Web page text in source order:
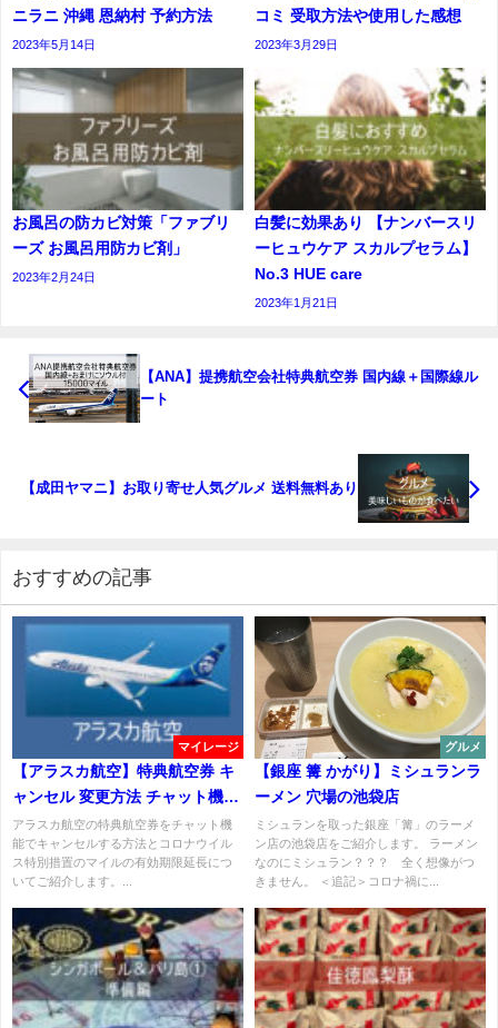
ニラニ 沖縄 恩納村 予約方法
2023年5月14日
コミ 受取方法や使用した感想
2023年3月29日
お風呂の防カビ対策「ファブリ
ーズ お風呂用防カビ剤」
2023年2月24日
白髪に効果あり 【ナンバースリ
ーヒュウケア スカルプセラム】
No.3 HUE care
2023年1月21日
【ANA】提携航空会社特典航空券 国内線＋国際線ル
ート
【成田ヤマニ】お取り寄せ人気グルメ 送料無料あり
おすすめの記事
マイレージ
【アラスカ航空】特典航空券 キ
ャンセル 変更方法 チャット機能
の使い方
アラスカ航空の特典航空券をチャット機
能でキャンセルする方法とコロナウイル
ス特別措置のマイルの有効期限延長につ
いてご紹介します。...
グルメ
【銀座 篝 かがり】ミシュランラ
ーメン 穴場の池袋店
ミシュランを取った銀座「篝」のラーメ
ン店の池袋店をご紹介します。 ラーメン
なのにミシュラン？？？ 全く想像がつ
きません。 ＜追記＞コロナ禍に...